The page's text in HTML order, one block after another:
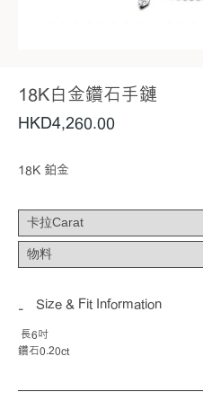
18K白金鑽石手鏈
HKD4,260 .00
18K 鉑金
Size & Fit Information
長6吋
鑽石0.20ct